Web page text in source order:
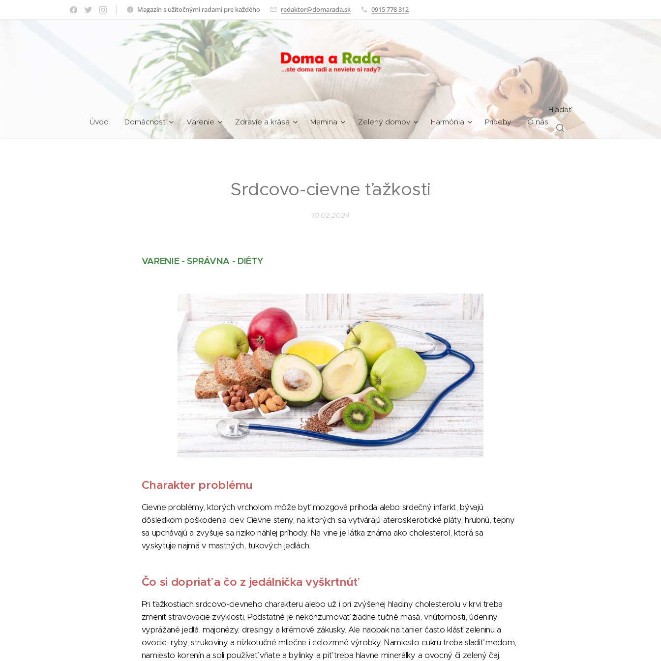
Magazín s užitočnými radami pre každého redaktor@domarada.sk 0915 778 312
Úvod Domácnosť Varenie Zdravie a krása Mamina Zelený domov Harmónia Príbehy O nás
Hľadať
Srdcovo-cievne ťažkosti
10.02.2024
VARENIE - SPRÁVNA - DIÉTY
Charakter problému
Cievne problémy, ktorých vrcholom môže byť mozgová príhoda alebo srdečný infarkt, bývajú
dôsledkom poškodenia ciev. Cievne steny, na ktorých sa vytvárajú aterosklerotické pláty, hrubnú, tepny
sa upchávajú a zvyšuje sa riziko náhlej príhody. Na vine je látka známa ako cholesterol, ktorá sa
vyskytuje najmä v mastných, tukových jedlách.
Čo si dopriať a čo z jedálnička vyškrtnúť
Pri ťažkostiach srdcovo-cievneho charakteru alebo už i pri zvýšenej hladiny cholesterolu v krvi treba
zmeniť stravovacie zvyklosti. Podstatné je nekonzumovať žiadne tučné mäsá, vnútornosti, údeniny,
vyprážané jedlá, majonézy, dresingy a krémové zákusky. Ale naopak na tanier často klásť zeleninu a
ovocie, ryby, strukoviny a nízkotučné mliečne i celozrnné výrobky. Namiesto cukru treba sladiť medom,
namiesto korenín a soli používať vňate a bylinky a piť treba hlavne minerálky a ovocný či zelený čaj.